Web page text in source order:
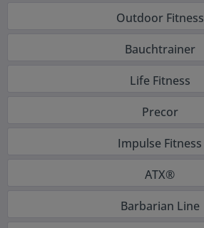
Outdoor Fitness
Bauchtrainer
Life Fitness
Precor
Impulse Fitness
ATX®
Barbarian Line